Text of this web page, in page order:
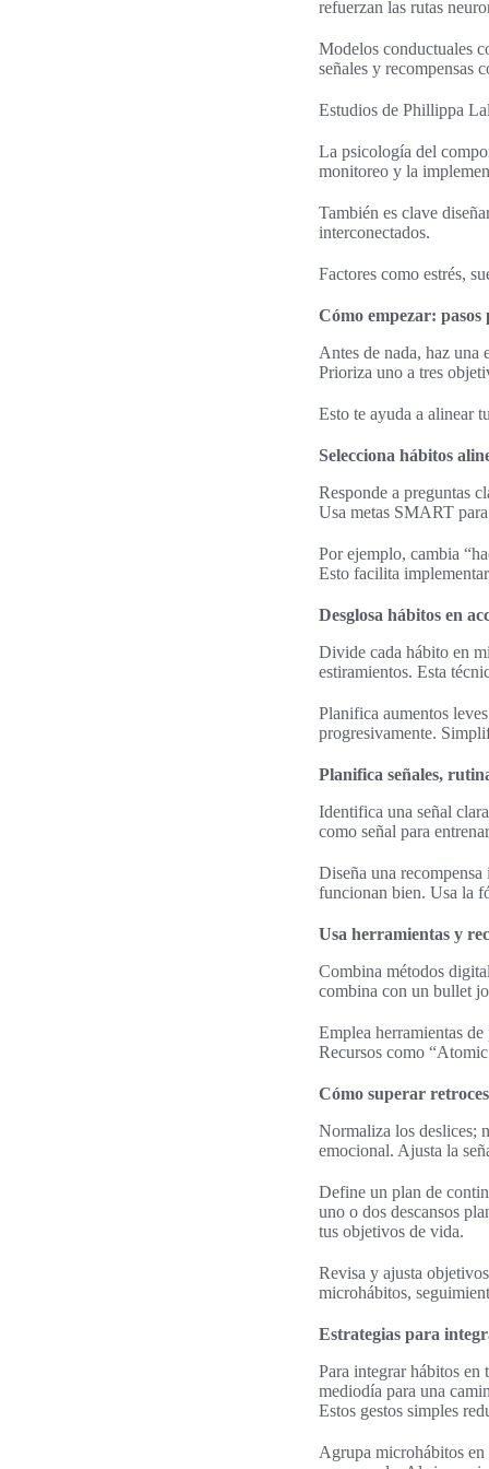
refuerzan las rutas
Modelos conductuales
señales y recompensas
Estudios de Phillippa
La psicología del
monitoreo y la
También es clave
interconectados.
Factores como estrés,
Cómo empezar:
Antes de nada, haz
Prioriza uno a tres
Esto te ayuda a alinear
Selecciona hábitos
Responde a preguntas
Usa metas SMART
Por ejemplo, cambia
Esto facilita
Desglosa hábitos en
Divide cada hábito en
estiramientos. Esta
Planifica aumentos
progresivamente.
Planifica señales,
Identifica una señal
como señal para
Diseña una
funcionan bien. Usa la
Usa herramientas y
Combina métodos
combina con un bullet
Emplea herramientas
Recursos como
Cómo superar
Normaliza los deslices;
emocional. Ajusta la
Define un plan de
uno o dos descansos
tus objetivos de vida.
Revisa y ajusta
microhábitos,
Estrategias para
Para integrar hábitos en
mediodía para una
Estos gestos simples
Agrupa microhábitos en